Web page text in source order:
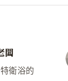
闆
衛浴的